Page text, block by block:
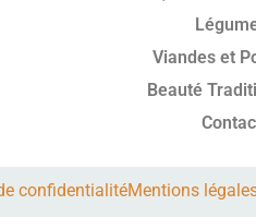
Viandes et
Beauté
confidentialitéMentions